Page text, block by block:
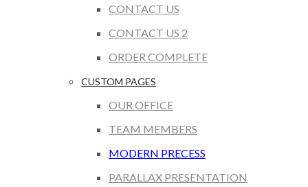
CONTACT US
CONTACT US 2
ORDER COMPLETE
CUSTOM PAGES
OUR OFFICE
TEAM MEMBERS
MODERN PRECESS
PARALLAX PRESENTATION